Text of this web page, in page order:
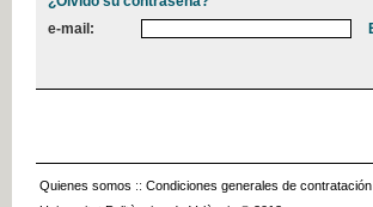
e-mail:
Quienes somos :: Condiciones generales de contratación